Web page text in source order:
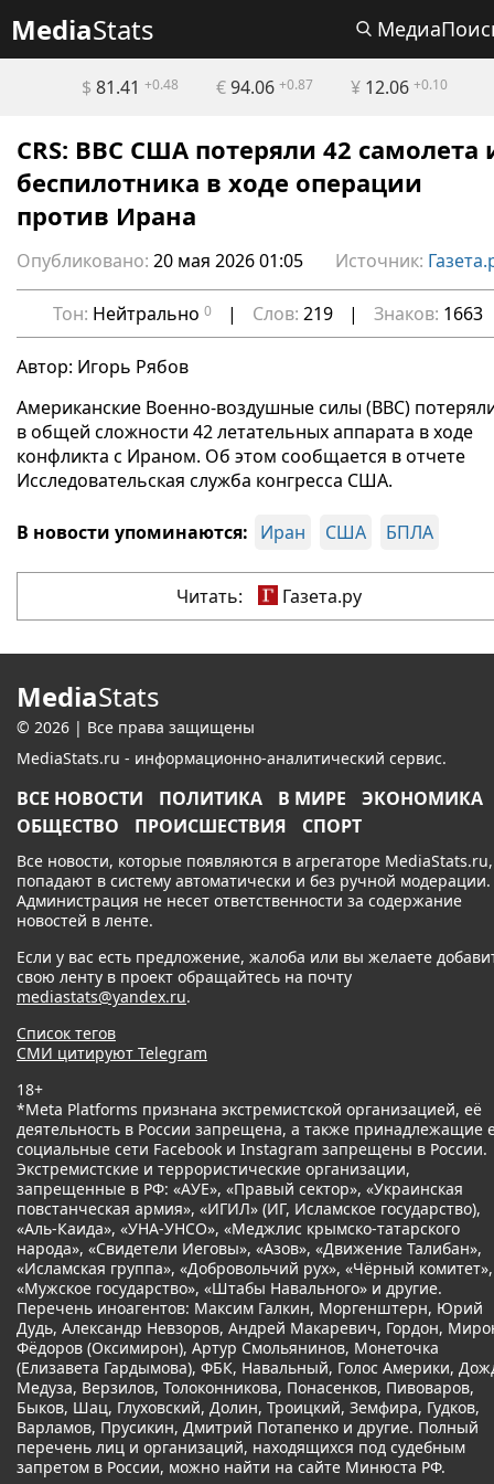
MediaStats
$ 81.41 +0.48 €94.06 +0.87 ¥ 12.06 +0.10
CRS: ВВС США потеряли 42 самолета
беспилотника в ходе операции
против Ирана
Опубликовано: 20 мая 2026 01:05 Источник:
Тон: Нейтрально 0 | Слов: 219 | Знаков: 1663
Автор: Игорь Рябов
Американские Военно-воздушные силы (ВВС)
в общей сложности 42 летательных аппарата в ходе
конфликта с Ираном. Об этом сообщается в отчете
Исследовательская служба конгресса США.
В новости упоминаются: Иран США БПЛА
Читать: Газета.ру
MediaStats
© 2026 | Все права защищены
MediaStats.ru - информационно-аналитический сервис.
ВСЕ НОВОСТИ ПОЛИТИКА В МИРЕ
ЭКОНОМИКА
ОБЩЕСТВО
ПРОИСШЕСТВИЯ СПОРТ
Все новости, которые появляются в агрегаторе MediaStats.ru,
попадают в систему автоматически и без ручной модерации.
Администрация не несет ответственности за содержание
новостей в ленте.
Если у вас есть предложение, жалоба или вы желаете
свою ленту в проект обращайтесь на почту
mediastats@yandex.ru.
Список тегов
СМИ цитируют Telegram
18+
*Meta Platforms признана экстремистской организацией, её
деятельность в России запрещена, а также принадлежащие
социальные сети Facebook и Instagram запрещены в России.
Экстремистские и террористические организации,
запрещенные в РФ: «АУЕ», «Правый сектор», «Украинская
повстанческая армия», «ИГИЛ» (ИГ, Исламское государство),
«Аль-Каида», «УНА-УНСО», «Меджлис крымско-татарского
народа», «Свидетели Иеговы», «Азов», «Движение Талибан»,
«Исламская группа», «Добровольчий рух», «Чёрный комитет»,
«Мужское государство», «Штабы Навального» и другие.
Перечень иноагентов: Максим Галкин, Моргенштерн, Юрий
Дудь, Александр Невзоров, Андрей Макаревич, Гордон,
Фёдоров (Оксимирон), Артур Смольянинов, Монеточка
(Елизавета Гардымова), ФБК, Навальный, Голос Америки,
Медуза, Верзилов, Толоконникова, Понасенков, Пивоваров,
Быков, Шац, Глуховский, Долин, Троицкий, Земфира, Гудков,
Варламов, Прусикин, Дмитрий Потапенко и другие. Полный
перечень лиц и организаций, находящихся под судебным
запретом в России, можно найти на сайте Минюста РФ.